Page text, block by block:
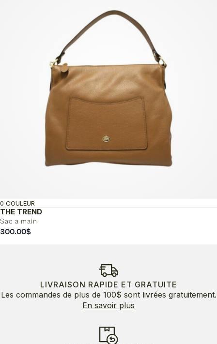
THE TREND
Sac a main
0 COULEUR
300.00$
LIVRAISON RAPIDE ET GRATUITE
Les commandes de plus de 100$ sont livrées gratuitement.
En savoir plus